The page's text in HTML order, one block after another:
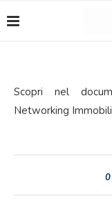
Scopri nel
Networking
0